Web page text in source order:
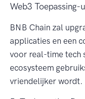
Web3 Toepassing-
BNB Chain zal
applicaties en een
voor real-time tech
ecosysteem
vriendelijker wordt.